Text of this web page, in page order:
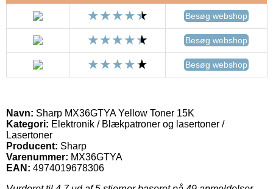
Besøg webshop
Besøg webshop
Besøg webshop
Navn: Sharp MX36GTYA Yellow Toner 15K
Kategori: Elektronik / Blækpatroner og lasertoner /
Lasertoner
Producent: Sharp
Varenummer: MX36GTYA
EAN: 4974019678306